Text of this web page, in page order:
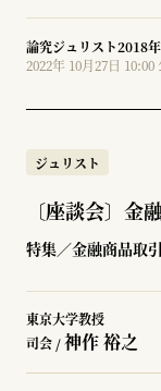
論究ジュリスト2018
2022年 10月27日 10:00
ジュリスト
〔座談会〕
特集／金融商品取
東京大学教授
司会 /神作 裕之